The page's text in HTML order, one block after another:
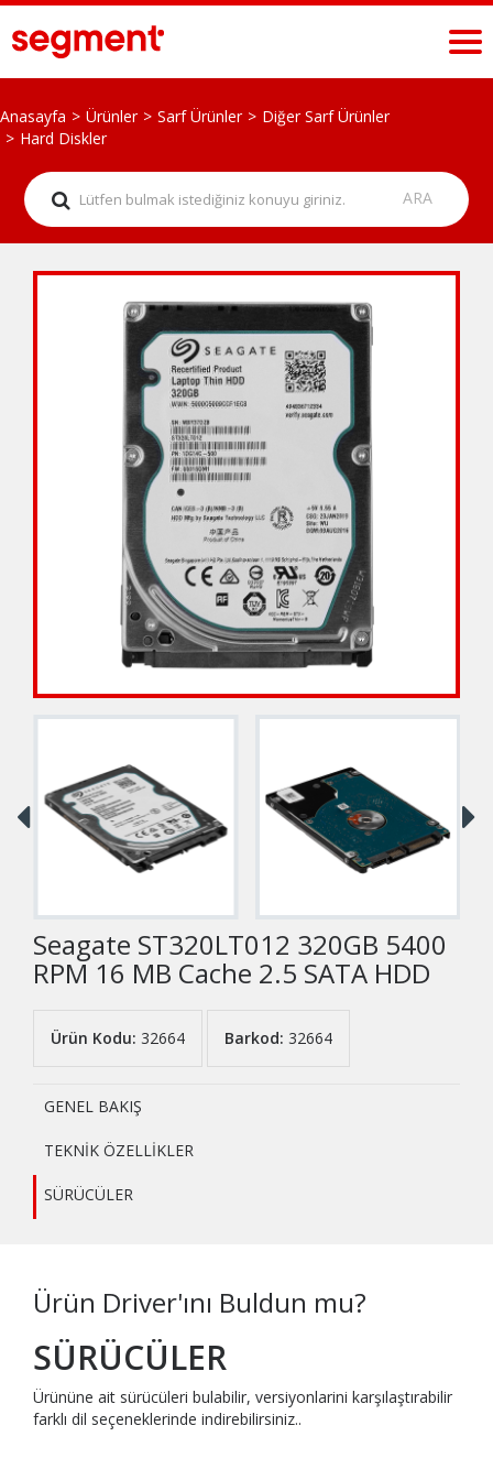
Anasayfa Ürünler Sarf Ürünler
Diğer Sarf Ürünler
Hard Diskler
Seagate ST320LT012 320GB 5400
RPM 16 MB Cache 2.5 SATA HDD
Ürün Kodu: 32664 Barkod: 32664
GENEL BAKIŞ
TEKNİK ÖZELLİKLER
SÜRÜCÜLER
Ürün Driver'ını Buldun mu?
SÜRÜCÜLER
Ürününe ait sürücüleri bulabilir, versiyonlarini karşılaştırabilir
farklı dil seçeneklerinde indirebilirsiniz..